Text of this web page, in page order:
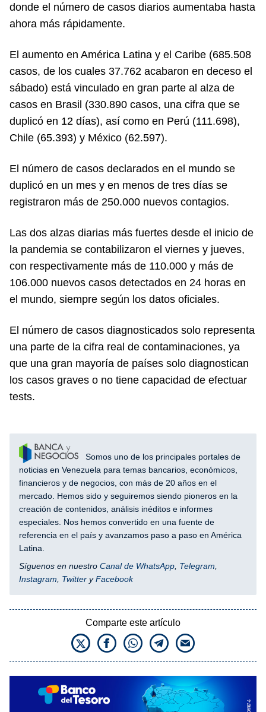
donde el número de casos diarios aumentaba hasta
ahora más rápidamente.
El aumento en América Latina y el Caribe (685.508
casos, de los cuales 37.762 acabaron en deceso el
sábado) está vinculado en gran parte al alza de
casos en Brasil (330.890 casos, una cifra que se
duplicó en 12 días), así como en Perú (111.698),
Chile (65.393) y México (62.597).
El número de casos declarados en el mundo se
duplicó en un mes y en menos de tres días se
registraron más de 250.000 nuevos contagios.
Las dos alzas diarias más fuertes desde el inicio de
la pandemia se contabilizaron el viernes y jueves,
con respectivamente más de 110.000 y más de
106.000 nuevos casos detectados en 24 horas en
el mundo, siempre según los datos oficiales.
El número de casos diagnosticados solo representa
una parte de la cifra real de contaminaciones, ya
que una gran mayoría de países solo diagnostican
los casos graves o no tiene capacidad de efectuar
tests.
Somos uno de los principales portales de
noticias en Venezuela para temas bancarios, económicos,
financieros y de negocios, con más de 20 años en el
mercado. Hemos sido y seguiremos siendo pioneros en la
creación de contenidos, análisis inéditos e informes
especiales. Nos hemos convertido en una fuente de
referencia en el país y avanzamos paso a paso en América
Latina.
Síguenos en nuestro Canal de WhatsApp Telegram
Instagram
Twitter yFacebook
Comparte este artículo